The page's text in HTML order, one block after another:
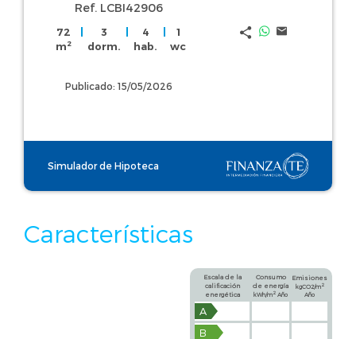
Ref. LCBI42906
72
m2
3
dorm.
4
hab.
1
wc
Publicado: 15/05/2026
Simulador de Hipoteca
Características
Escala de la
calificación
energética
Consumo
de energía
kWh/m2 Año
Emisiones
kgCO2/m 2
Año
A
B